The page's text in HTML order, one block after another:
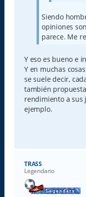
Siendo
opiniones
parece. Me
Y eso es bueno e
Y en muchas
se suele decir,
también
rendimiento a sus
ejemplo.
TRASS
Legendario